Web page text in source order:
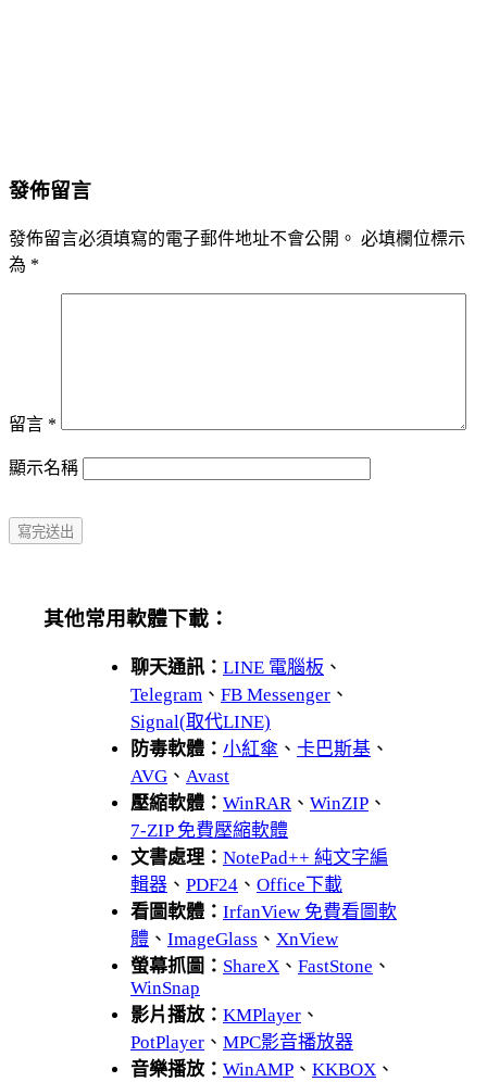
發佈留言
發佈留言必須填寫的電子郵件地址不會公開。 必填欄位標示
為 *
留言 *
顯示名稱
其他常用軟體下載：
聊天通訊： LINE 電腦板 、
Telegram 、 FB Messenger 、
Signal(取代LINE)
防毒軟體： 小紅傘 、 卡巴斯基 、
AVG 、 Avast
壓縮軟體： WinRAR、 WinZIP 、
7-ZIP 免費壓縮軟體
文書處理： NotePad++ 純文字編
輯器 、 PDF24 、 Office下載
看圖軟體： IrfanView 免費看圖軟
體 、 ImageGlass 、 XnView
螢幕抓圖： ShareX 、 FastStone 、
WinSnap
影片播放： KMPlayer 、
PotPlayer 、 MPC影音播放器
音樂播放： WinAMP 、 KKBOX 、